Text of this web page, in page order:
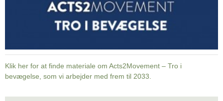
Klik her for at finde materiale om Acts2Movement – Tro i
bevægelse, som vi arbejder med frem til 2033.